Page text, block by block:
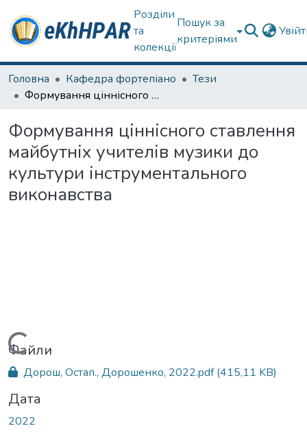
Розділи
та
колекції
Пошук за
критеріями
Головна Кафедра фортепіано
Тези
Формування ціннісного ставлення майбутніх учителів музики до культури інструментального виконавства
Формування ціннісного ставлення
майбутніх учителів музики до
культури інструментального
виконавства
Вантажиться...
Файли
Дорош, Остап., Дорошенко, 2022.pdf(415,11 KB)
Дата
2022